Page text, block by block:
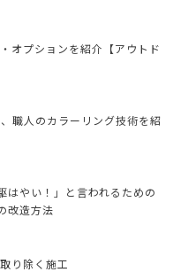
オプションを紹介【アウトド
職人のカラーリング技術を紹
はやい！」と言われるための
改造方法
り除く施工